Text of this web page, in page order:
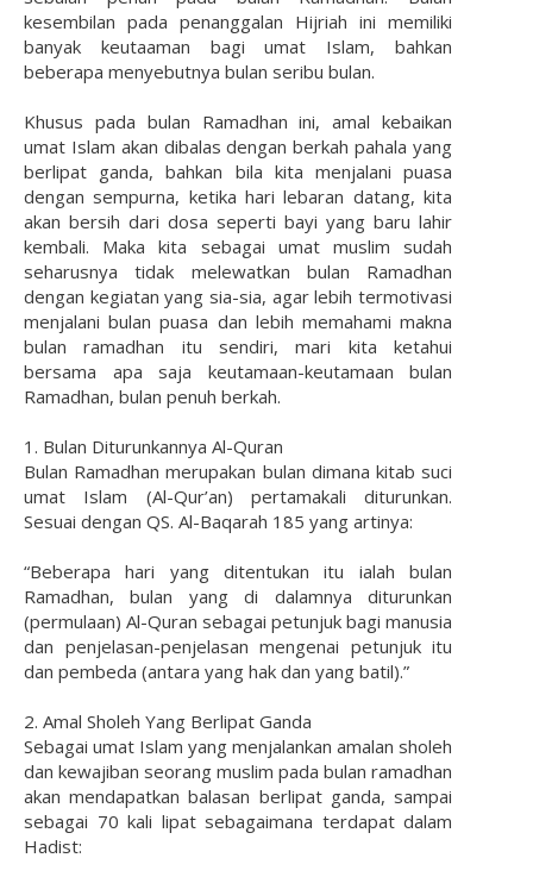
kesembilan pada penanggalan Hijriah ini memiliki
banyak keutaaman bagi umat Islam, bahkan
beberapa menyebutnya bulan seribu bulan.
Khusus pada bulan Ramadhan ini, amal kebaikan
umat Islam akan dibalas dengan berkah pahala yang
berlipat ganda, bahkan bila kita menjalani puasa
dengan sempurna, ketika hari lebaran datang, kita
akan bersih dari dosa seperti bayi yang baru lahir
kembali. Maka kita sebagai umat muslim sudah
seharusnya tidak melewatkan bulan Ramadhan
dengan kegiatan yang sia-sia, agar lebih termotivasi
menjalani bulan puasa dan lebih memahami makna
bulan ramadhan itu sendiri, mari kita ketahui
bersama apa saja keutamaan-keutamaan bulan
Ramadhan, bulan penuh berkah.
1. Bulan Diturunkannya Al-Quran
Bulan Ramadhan merupakan bulan dimana kitab suci
umat Islam (Al-Qur’an) pertamakali diturunkan.
Sesuai dengan QS. Al-Baqarah 185 yang artinya:
“Beberapa hari yang ditentukan itu ialah bulan
Ramadhan, bulan yang di dalamnya diturunkan
(permulaan) Al-Quran sebagai petunjuk bagi manusia
dan penjelasan-penjelasan mengenai petunjuk itu
dan pembeda (antara yang hak dan yang batil).”
2. Amal Sholeh Yang Berlipat Ganda
Sebagai umat Islam yang menjalankan amalan sholeh
dan kewajiban seorang muslim pada bulan ramadhan
akan mendapatkan balasan berlipat ganda, sampai
sebagai 70 kali lipat sebagaimana terdapat dalam
Hadist: